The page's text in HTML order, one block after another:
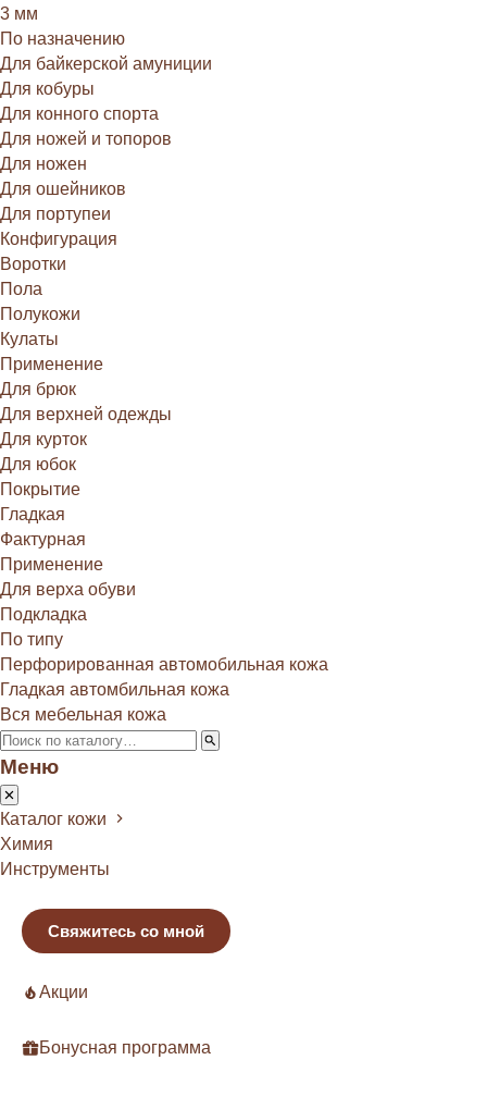
3 мм
По назначению
Для байкерской амуниции
Для кобуры
Для конного спорта
Для ножей и топоров
Для ножен
Для ошейников
Для портупеи
Конфигурация
Воротки
Пола
Полукожи
Кулаты
Применение
Для брюк
Для верхней одежды
Для курток
Для юбок
Покрытие
Гладкая
Фактурная
Применение
Для верха обуви
Подкладка
По типу
Перфорированная автомобильная кожа
Гладкая автомбильная кожа
Вся мебельная кожа
Меню
Каталог кожи
Химия
Инструменты
Свяжитесь со мной
Акции
Бонусная программа